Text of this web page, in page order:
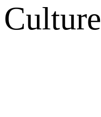
Culture